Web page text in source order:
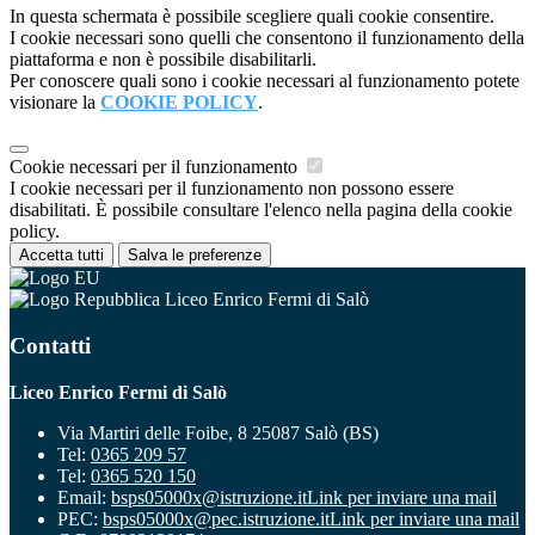
In questa schermata è possibile scegliere quali cookie consentire.
I cookie necessari sono quelli che consentono il funzionamento della
piattaforma e non è possibile disabilitarli.
Per conoscere quali sono i cookie necessari al funzionamento potete
visionare la COOKIE POLICY.
Cookie necessari per il funzionamento
I cookie necessari per il funzionamento non possono essere
disabilitati. È possibile consultare l'elenco nella pagina della cookie
policy.
Accetta tutti Salva le preferenze
Liceo Enrico Fermi di Salò
Contatti
Liceo Enrico Fermi di Salò
Via Martiri delle Foibe, 8 25087 Salò (BS)
Tel: 0365 209 57
Tel: 0365 520 150
Email: bsps05000x@istruzione.itLink per inviare una mail
PEC: bsps05000x@pec.istruzione.itLink per inviare una mail